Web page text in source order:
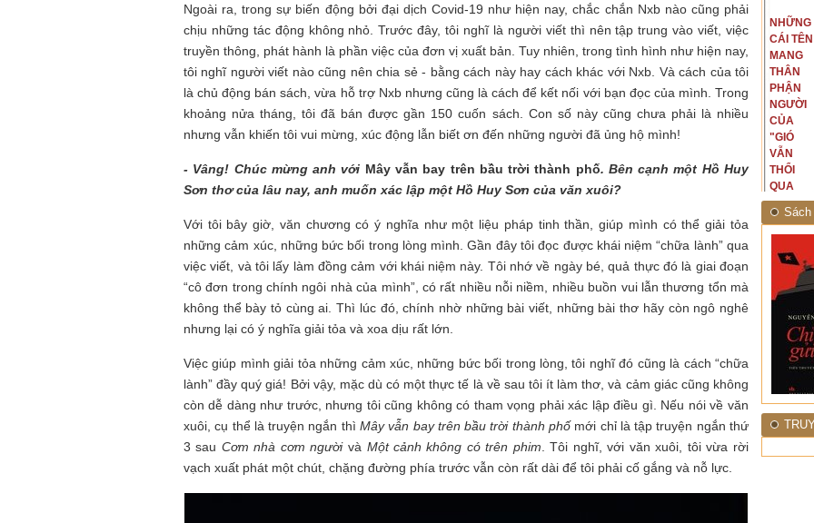
Ngoài ra, trong sự biến động bởi đại dịch Covid-19 như hiện nay, chắc chắn Nxb nào cũng phải
chịu những tác động không nhỏ. Trước đây, tôi nghĩ là người viết thì nên tập trung vào viết, việc
truyền thông, phát hành là phần việc của đơn vị xuất bản. Tuy nhiên, trong tình hình như hiện nay,
tôi nghĩ người viết nào cũng nên chia sẻ - bằng cách này hay cách khác với Nxb. Và cách của tôi
là chủ động bán sách, vừa hỗ trợ Nxb nhưng cũng là cách để kết nối với bạn đọc của mình. Trong
khoảng nửa tháng, tôi đã bán được gần 150 cuốn sách. Con số này cũng chưa phải là nhiều
nhưng vẫn khiến tôi vui mừng, xúc động lẫn biết ơn đến những người đã ủng hộ mình!
- Vâng! Chúc mừng anh với Mây vẫn bay trên bầu trời thành phố. Bên cạnh một Hồ Huy
Sơn thơ của lâu nay, anh muốn xác lập một Hồ Huy Sơn của văn xuôi?
Với tôi bây giờ, văn chương có ý nghĩa như một liệu pháp tinh thần, giúp mình có thể giải tỏa
những cảm xúc, những bức bối trong lòng mình. Gần đây tôi đọc được khái niệm “chữa lành” qua
việc viết, và tôi lấy làm đồng cảm với khái niệm này. Tôi nhớ về ngày bé, quả thực đó là giai đoạn
“cô đơn trong chính ngôi nhà của mình”, có rất nhiều nỗi niềm, nhiều buồn vui lẫn thương tổn mà
không thể bày tỏ cùng ai. Thì lúc đó, chính nhờ những bài viết, những bài thơ hãy còn ngô nghê
nhưng lại có ý nghĩa giải tỏa và xoa dịu rất lớn.
Việc giúp mình giải tỏa những cảm xúc, những bức bối trong lòng, tôi nghĩ đó cũng là cách “chữa
lành” đầy quý giá! Bởi vậy, mặc dù có một thực tế là về sau tôi ít làm thơ, và cảm giác cũng không
còn dễ dàng như trước, nhưng tôi cũng không có tham vọng phải xác lập điều gì. Nếu nói về văn
xuôi, cụ thể là truyện ngắn thì Mây vẫn bay trên bầu trời thành phốmới chỉ là tập truyện ngắn thứ
3 sau Cơm nhà cơm ngườivà Một cảnh không có trên phim. Tôi nghĩ, với văn xuôi, tôi vừa rời
vạch xuất phát một chút, chặng đường phía trước vẫn còn rất dài để tôi phải cố gắng và nỗ lực.
NHỮNG
NGƯỜI
TÔI GẶP,
NHỮNG
CHUYỆN
Tôi từng hình dung viết văn là
công việc của sự hư cấu, một
hành trình phác dựng thế giới từ
trí tưởng tượng, nơi nhà văn tự
do tạo hình mọi thứ theo ý mình...
(TRẦN THỊ TÚ NGỌC)
NGUYÊN
MẪU
CỦA TÔI
LÀ
NHỮNG
ĐÃ PHẤT
CAO CỜ
THÁNG
TÁM
1945
Là người đi dọc biên giới phía
Bắc, tôi có thế mạnh khi hình
dung, mở ra không gian của giai
đoạn lịch sử đó... (PHẠM VÂN
ANH)
NHỮNG
CÁI TÊN
MANG
THÂN
PHẬN
NGƯỜI
CỦA
"GIÓ
VẪN
THỔI
QUA
RỪNG
NHIỆT
ĐỚI"